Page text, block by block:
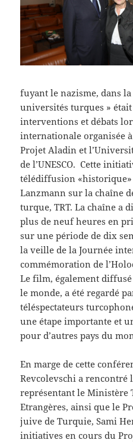
fuyant le nazisme, dans
universités turques » était
interventions et débats
internationale organisée
Projet Aladin et
de l’UNESCO. Cette
télédiffusion
Lanzmann sur la chaîne
turque, TRT. La chaîne a
plus de neuf heures en
sur une période de dix
la veille de la Journée
commémoration de
Le film, également
le monde, a été regardé
téléspectateurs
une étape importante et
pour d’autres pays du
En marge de cette
Revcolevschi a rencontré
représentant le Ministère
Etrangères, ainsi que le
juive de Turquie, Sami
initiatives en cours du